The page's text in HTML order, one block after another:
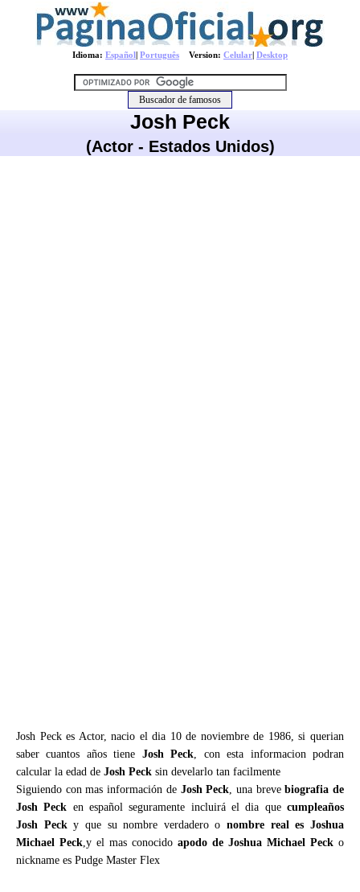
Idioma: Español| Português Version: Celular| Desktop
Josh Peck
(Actor - Estados Unidos)
Josh Peck es Actor, nacio el dia 10 de noviembre de 1986, si querian
saber cuantos años tiene Josh Peck, con esta informacion podran
calcular la edad de Josh Peck sin develarlo tan facilmente
Siguiendo con mas información de Josh Peck, una brevebiografia de
Josh Peck en español seguramente incluirá el dia quecumpleaños
Josh Pecky que su nombre verdadero onombre real es Joshua
Michael Peck,y el mas conocido apodo de Joshua Michael Peck o
nickname es Pudge Master Flex